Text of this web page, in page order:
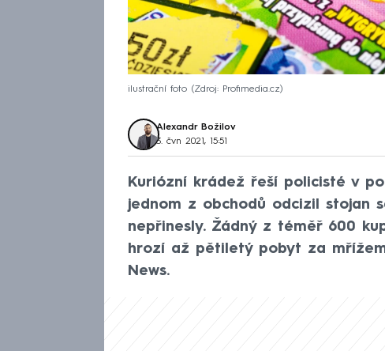
ilustrační foto Zdroj: Profimedia.cz
Alexandr Božilov
3. čvn 2021, 15:51
Kuriózní krádež řeší policisté v
jednom z obchodů odcizil stojan
nepřinesly. Žádný z téměř 600
hrozí až pětiletý pobyt za
News.